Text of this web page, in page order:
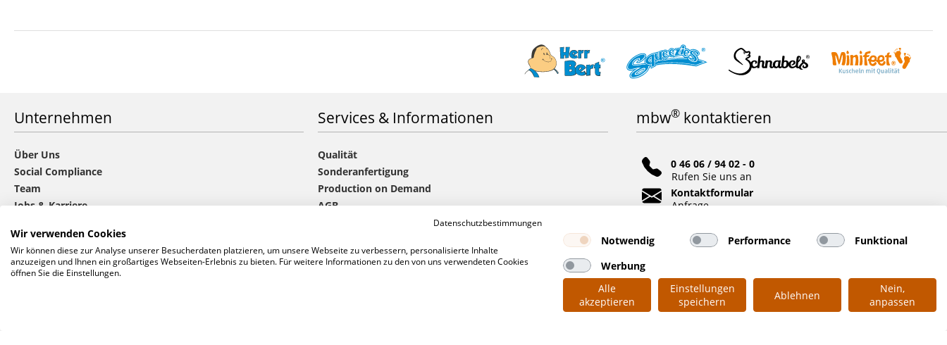
Unternehmen
Über Uns
Social Compliance
Team
Jobs & Karriere
Die CHOICE-Gruppe
Datenschutz
Cookie-Einstellungen anpassen
Services & Informationen
Qualität
Sonderanfertigung
Production on Demand
AGB
Versandkosten & Lieferzeiten
Hinweise zu Angeboten & Aufträgen
mbw®kontaktieren
0 46 06 / 94 02 - 0
Rufen Sie uns an
Kontaktformular
Anfrage
Soziale Netzwerke
Datenschutzbestimmungen
Wir verwenden Cookies
Wir können diese zur Analyse unserer Besucherdaten platzieren, um unsere Webseite zu verbessern, personalisierte Inhalte
anzuzeigen und Ihnen ein großartiges Webseiten-Erlebnis zu bieten. Für weitere Informationen zu den von uns verwendeten Cookies
öffnen Sie die Einstellungen.
Notwendig Performance
Funktional
Werbung
Alle
akzeptieren
Einstellungen
speichern
Ablehnen
Nein,
anpassen